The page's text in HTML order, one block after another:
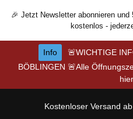
Zum Hauptinhalt springen
🎉 Jetzt Newsletter abonnieren und
kostenlos -
Info
🚨WICHTIGE
BÖBLINGEN 🚨Alle
Kostenloser Versand